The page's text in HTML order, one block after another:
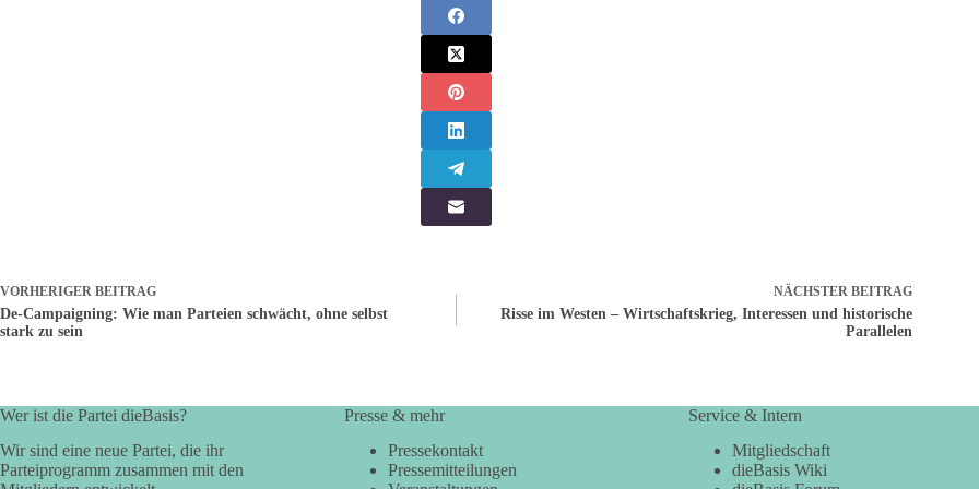
VORHERIGER BEITRAG
De-Campaigning: Wie man Parteien schwächt, ohne selbst
stark zu sein
NÄCHSTER BEITRAG
Risse im Westen – Wirtschaftskrieg, Interessen und historische
Parallelen
Wer ist die Partei dieBasis?
Wir sind eine neue Partei, die ihr
Parteiprogramm zusammen mit den
Presse & mehr
Pressekontakt
Pressemitteilungen
Service & Intern
Mitgliedschaft
dieBasis Wiki